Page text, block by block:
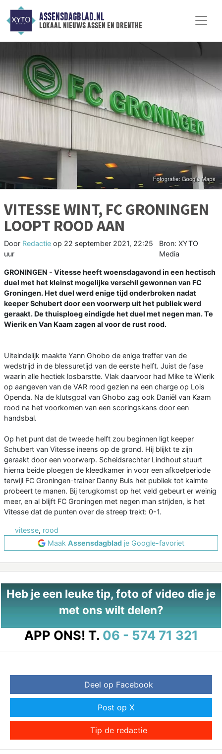
ASSENSDAGBLAD.NL
lokaal nieuws assen en drenthe
VITESSE WINT, FC GRONINGEN
LOOPT ROOD AAN
Door Redactie op 22 september 2021, 22:25
uur
Bron: XYTO
Media
GRONINGEN - Vitesse heeft woensdagavond in een hectisch
duel met het kleinst mogelijke verschil gewonnen van FC
Groningen. Het duel werd enige tijd onderbroken nadat
keeper Schubert door een voorwerp uit het publiek werd
geraakt. De thuisploeg eindigde het duel met negen man. Te
Wierik en Van Kaam zagen al voor de rust rood.
Uiteindelijk maakte Yann Ghobo de enige treffer van de
wedstrijd in de blessuretijd van de eerste helft. Juist de fase
waarin alle hectiek losbarstte. Vlak daarvoor had Mike te Wierik
op aangeven van de VAR rood gezien na een charge op Lois
Openda. Na de klutsgoal van Ghobo zag ook Daniël van Kaam
rood na het voorkomen van een scoringskans door een
handsbal.
Op het punt dat de tweede helft zou beginnen ligt keeper
Schubert van Vitesse ineens op de grond. Hij blijkt te zijn
geraakt door een voorwerp. Scheidsrechter Lindhout stuurt
hierna beide ploegen de kleedkamer in voor een afkoelperiode
terwijl FC Groningen-trainer Danny Buis het publiek tot kalmte
probeert te manen. Bij terugkomst op het veld gebeurt er weinig
meer, en al blijft FC Groningen met negen man strijden, is het
Vitesse dat de punten over de streep trekt: 0-1.
vitesse, rood
Maak Assensdagblad je Google-favoriet
Heb je een leuke tip, foto of video die je
met ons wilt delen?
APP ONS! T. 06 - 574 71 321
Deel op Facebook
Post op X
Tip de redactie